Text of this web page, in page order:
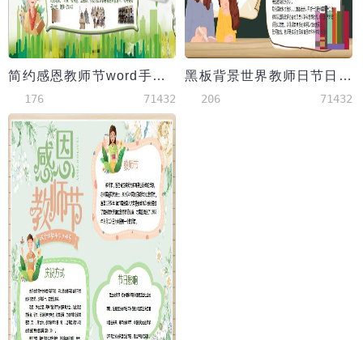
简约感恩教师节word手抄报
176 71432
黑板背景世界教师日节日word小报
206 71432